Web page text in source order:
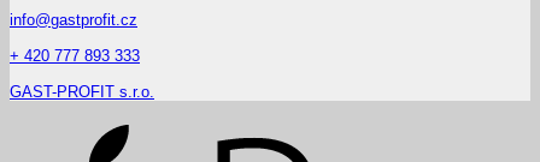
info@gastprofit.cz
+ 420 777 893 333
GAST-PROFIT s.r.o.